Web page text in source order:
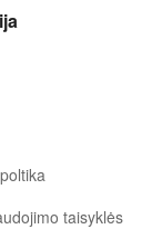
taisyklės